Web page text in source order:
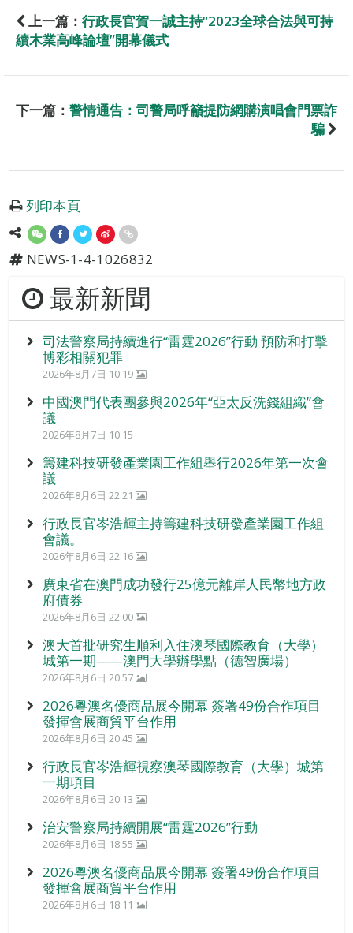
上一篇： 行政長官賀一誠主持“2023全球合法與可持
續木業高峰論壇”開幕儀式
下一篇： 警情通告：司警局呼籲提防網購演唱會門票詐
騙
列印本頁
NEWS-1-4-1026832
最新新聞
司法警察局持續進行“雷霆2026”行動 預防和打擊
博彩相關犯罪
2026年8月7日 10:19
中國澳門代表團參與2026年“亞太反洗錢組織”會
議
2026年8月7日 10:15
籌建科技研發產業園工作組舉行2026年第一次會
議
2026年8月6日 22:21
行政長官岑浩輝主持籌建科技研發產業園工作組
會議。
2026年8月6日 22:16
廣東省在澳門成功發行25億元離岸人民幣地方政
府債券
2026年8月6日 22:00
澳大首批研究生順利入住澳琴國際教育（大學）
城第一期——澳門大學辦學點（德智廣場）
2026年8月6日 20:57
2026粵澳名優商品展今開幕 簽署49份合作項目
發揮會展商貿平台作用
2026年8月6日 20:45
行政長官岑浩輝視察澳琴國際教育（大學）城第
一期項目
2026年8月6日 20:13
治安警察局持續開展“雷霆2026”行動
2026年8月6日 18:55
2026粵澳名優商品展今開幕 簽署49份合作項目
發揮會展商貿平台作用
2026年8月6日 18:11